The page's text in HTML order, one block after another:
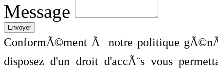
Message
ConformÃ©ment Ã notre politique
disposez d'un droit d'accÃ¨s vous